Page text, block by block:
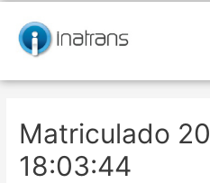
contenido
Matriculado
18:03:44
de
entradas